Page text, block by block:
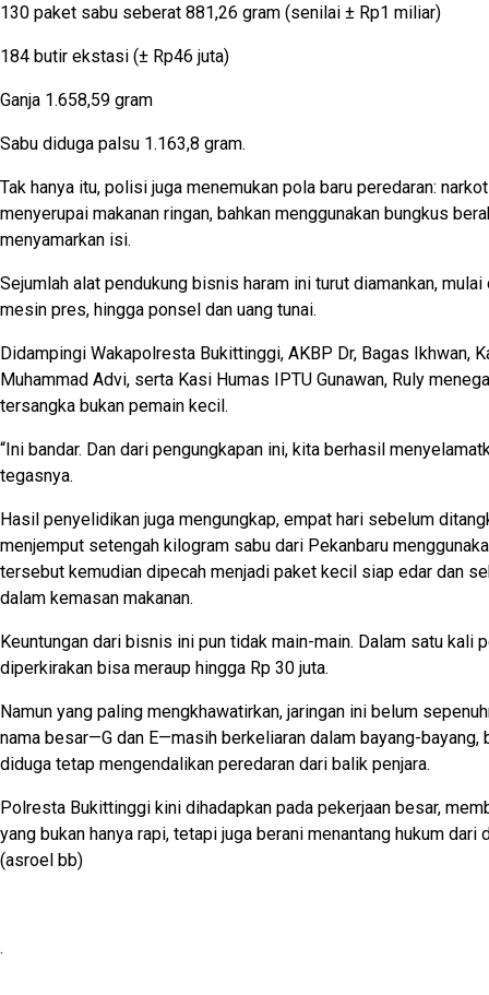
130 paket sabu seberat 881,26 gram (senilai ± Rp1 miliar)
184 butir ekstasi (± Rp46 juta)
Ganja 1.658,59 gram
Sabu diduga palsu 1.163,8 gram.
Tak hanya itu, polisi juga menemukan pola baru peredaran:
menyerupai makanan ringan, bahkan menggunakan bungkus
menyamarkan isi.
Sejumlah alat pendukung bisnis haram ini turut diamankan,
mesin pres, hingga ponsel dan uang tunai.
Didampingi Wakapolresta Bukittinggi, AKBP Dr, Bagas Ikhwan,
Muhammad Advi, serta Kasi Humas IPTU Gunawan, Ruly
tersangka bukan pemain kecil.
“Ini bandar. Dan dari pengungkapan ini, kita berhasil
tegasnya.
Hasil penyelidikan juga mengungkap, empat hari sebelum
menjemput setengah kilogram sabu dari Pekanbaru
tersebut kemudian dipecah menjadi paket kecil siap edar dan
dalam kemasan makanan.
Keuntungan dari bisnis ini pun tidak main-main. Dalam satu kali
diperkirakan bisa meraup hingga Rp 30 juta.
Namun yang paling mengkhawatirkan, jaringan ini belum
nama besar—G dan E—masih berkeliaran dalam bayang-bayang,
diduga tetap mengendalikan peredaran dari balik penjara.
Polresta Bukittinggi kini dihadapkan pada pekerjaan besar,
yang bukan hanya rapi, tetapi juga berani menantang hukum dari
(asroel bb)
.